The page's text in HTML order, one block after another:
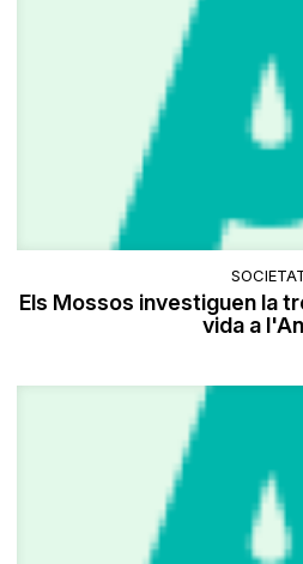
Els Mossos investiguen la
vida a